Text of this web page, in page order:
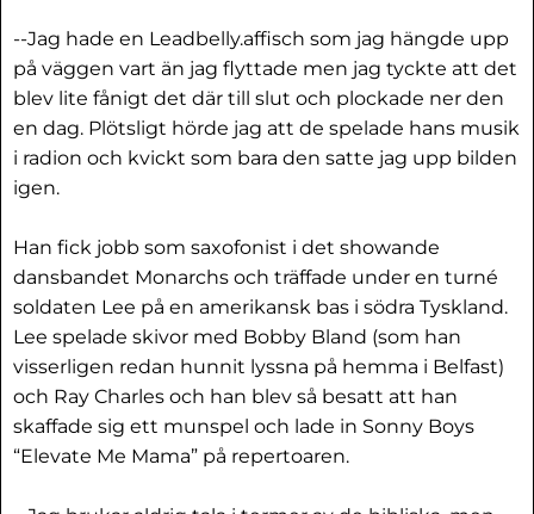
--Jag hade en Leadbelly.affisch som jag hängde upp
på väggen vart än jag flyttade men jag tyckte att det
blev lite fånigt det där till slut och plockade ner den
en dag. Plötsligt hörde jag att de spelade hans musik
i radion och kvickt som bara den satte jag upp bilden
igen.
Han fick jobb som saxofonist i det showande
dansbandet Monarchs och träffade under en turné
soldaten Lee på en amerikansk bas i södra Tyskland.
Lee spelade skivor med Bobby Bland (som han
visserligen redan hunnit lyssna på hemma i Belfast)
och Ray Charles och han blev så besatt att han
skaffade sig ett munspel och lade in Sonny Boys
“Elevate Me Mama” på repertoaren.